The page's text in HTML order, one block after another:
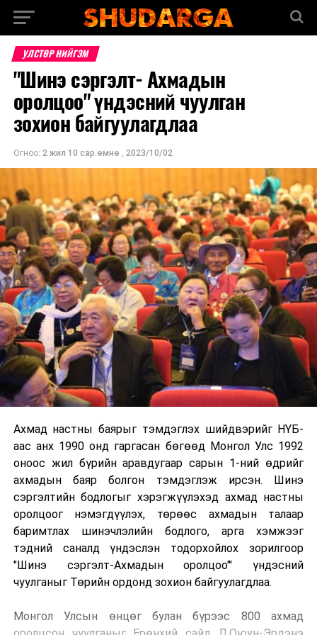
УЛСТӨР НИЙГЭМ
"Шинэ сэргэлт- Ахмадын
оролцоо" үндэсний чуулган
зохион байгуулагдлаа
Огноо: 2 жил 10 сар.өмнө , 2023/10/02
Ахмад настны баярыг тэмдэглэх шийдвэрийг НҮБ-
аас анх 1990 онд гаргасан бөгөөд Монгол Улс 1992
оноос жил бүрийн аравдугаар сарын 1-ний өдрийг
ахмадын баяр болгон тэмдэглэж ирсэн. Шинэ
сэргэлтийн бодлогыг хэрэгжүүлэхэд ахмад настны
оролцоог нэмэгдүүлэх, төрөөс ахмадын талаар
баримтлах шинэчлэлийн бодлого, арга хэмжээг
тэдний саналд үндэслэн тодорхойлох зорилгоор
"Шинэ сэргэлт-Ахмадын оролцоо"' үндэсний
чуулганыг Төрийн ордонд зохион байгуулагдлаа.
Монгол Улсын өнцөг булан бүрээс 800 ахмад